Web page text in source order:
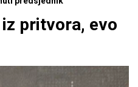
pritvora, evo